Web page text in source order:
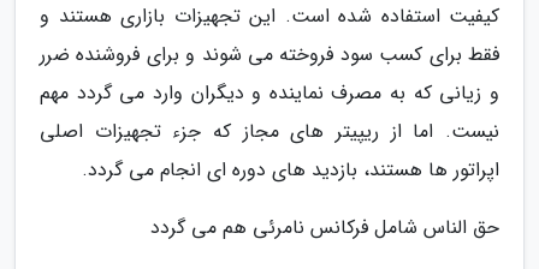
کیفیت استفاده شده است. این تجهیزات بازاری هستند و
فقط برای کسب سود فروخته می شوند و برای فروشنده ضرر
و زیانی که به مصرف نماینده و دیگران وارد می گردد مهم
نیست. اما از ریپیتر های مجاز که جزء تجهیزات اصلی
اپراتور ها هستند، بازدید های دوره ای انجام می گردد.
حق الناس شامل فرکانس نامرئی هم می گردد